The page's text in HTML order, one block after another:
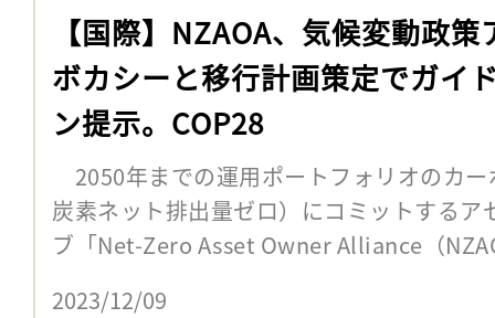
【国際】NZAOA、気候変動政策
ボカシーと移行計画策定でガイ
ン提示。COP28
2050年までの運用ポートフォリオのカ
炭素ネット排出量ゼロ）にコミットする
ブ「Net-Zero Asset Owner Alliance（
2023/12/09